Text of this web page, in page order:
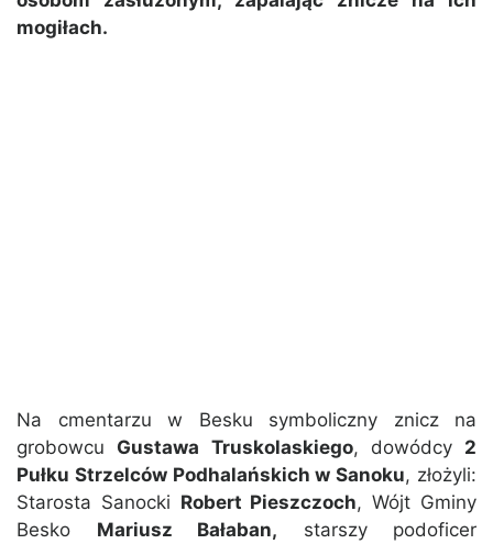
mogiłach.
Na cmentarzu w Besku symboliczny znicz na
grobowcu Gustawa Truskolaskiego, dowódcy 2
Pułku Strzelców Podhalańskich w Sanoku, złożyli:
Starosta Sanocki Robert Pieszczoch, Wójt Gminy
Besko Mariusz Bałaban, starszy podoficer